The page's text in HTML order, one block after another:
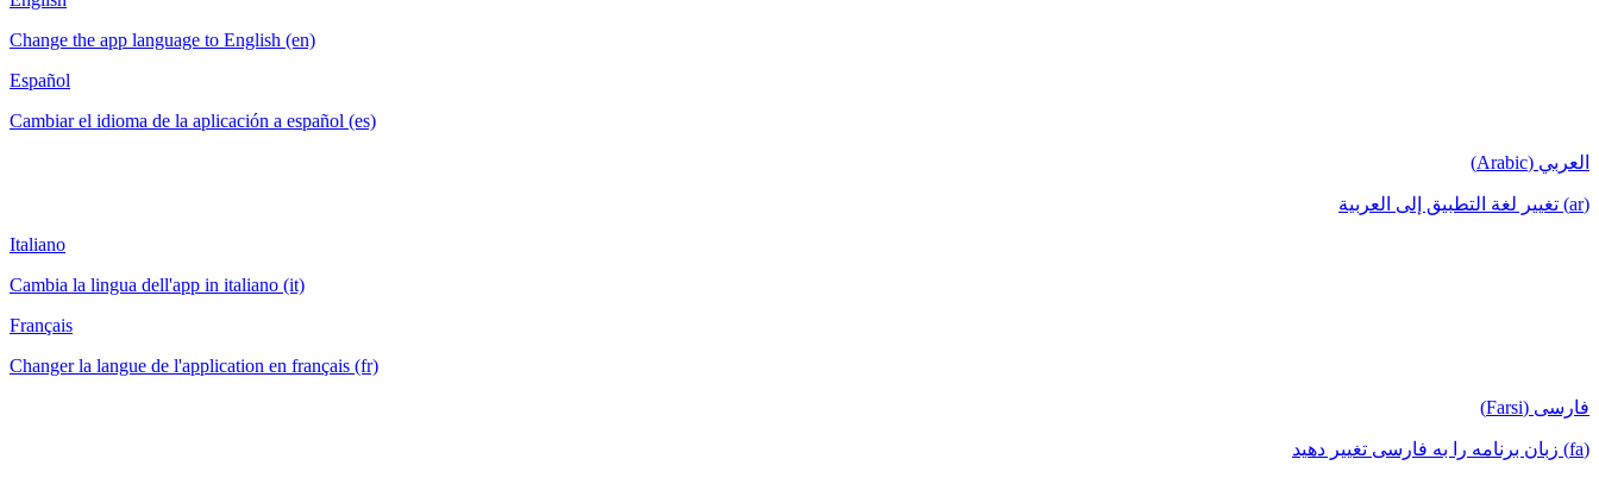
Change the app language to English (en)
Español
Cambiar el idioma de la aplicación a español (es)
العربي (Arabic)
(ar) تغيير لغة التطبيق إلى العربية
Italiano
Cambia la lingua dell'app in italiano (it)
Français
Changer la langue de l'application en français (fr)
فارسی (Farsi)
(fa) زبان برنامه را به فارسی تغییر دهید